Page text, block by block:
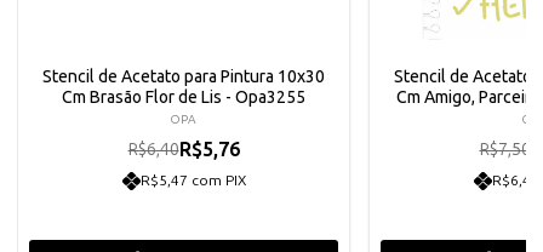
Stencil de Acetato para Pintura 10x30
Cm Brasão Flor de Lis - Opa3255
OPA
R$6,40R$5,76
R$5,47 com PIX
Stencil de Acetato
Cm Amigo,
R$7,50
R$6,41